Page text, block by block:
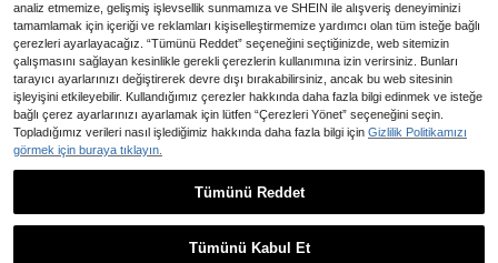
En Çok Satanlar
Firerie Kadınlar için Zarif Dokulu Ça
praz Askılı, Sırtı Açık, Bağcıklı Askılı
Bluz, İlkbahar/Yaz, Plaj, Günlük Kull
anım, Şık, Seksi, Tatil, Boho, Hawai
En Çok Satanlar Glamine Charm
Glamine Charm Kadınlar için Çiçek
ok Yönlü Bluz
22 kaldı
655
analiz etmemize, gelişmiş işlevsellik sunmamıza ve SHEIN ile alışveriş deneyiminizi
tamamlamak için içeriği ve reklamları kişiselleştirmemize yardımcı olan tüm isteğe bağlı
çerezleri ayarlayacağız. “Tümünü Reddet” seçeneğini seçtiğinizde, web sitemizin
çalışmasını sağlayan kesinlikle gerekli çerezlerin kullanımına izin verirsiniz. Bunları
tarayıcı ayarlarınızı değiştirerek devre dışı bırakabilirsiniz, ancak bu web sitesinin
işleyişini etkileyebilir. Kullandığımız çerezler hakkında daha fazla bilgi edinmek ve isteğe
bağlı çerez ayarlarınızı ayarlamak için lütfen “Çerezleri Yönet” seçeneğini seçin.
Topladığımız verileri nasıl işlediğimiz hakkında daha fazla bilgi için Gizlilik Politikamızı
görmek için buraya tıklayın.
Tümünü Reddet
Tümünü Kabul Et